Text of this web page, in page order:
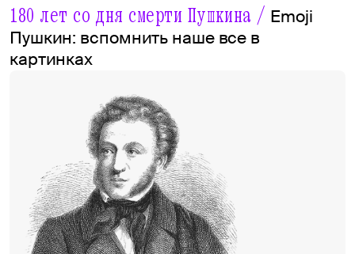
180 лет со дня смерти Пушкина / Emoji
Пушкин: вспомнить наше все в
картинках